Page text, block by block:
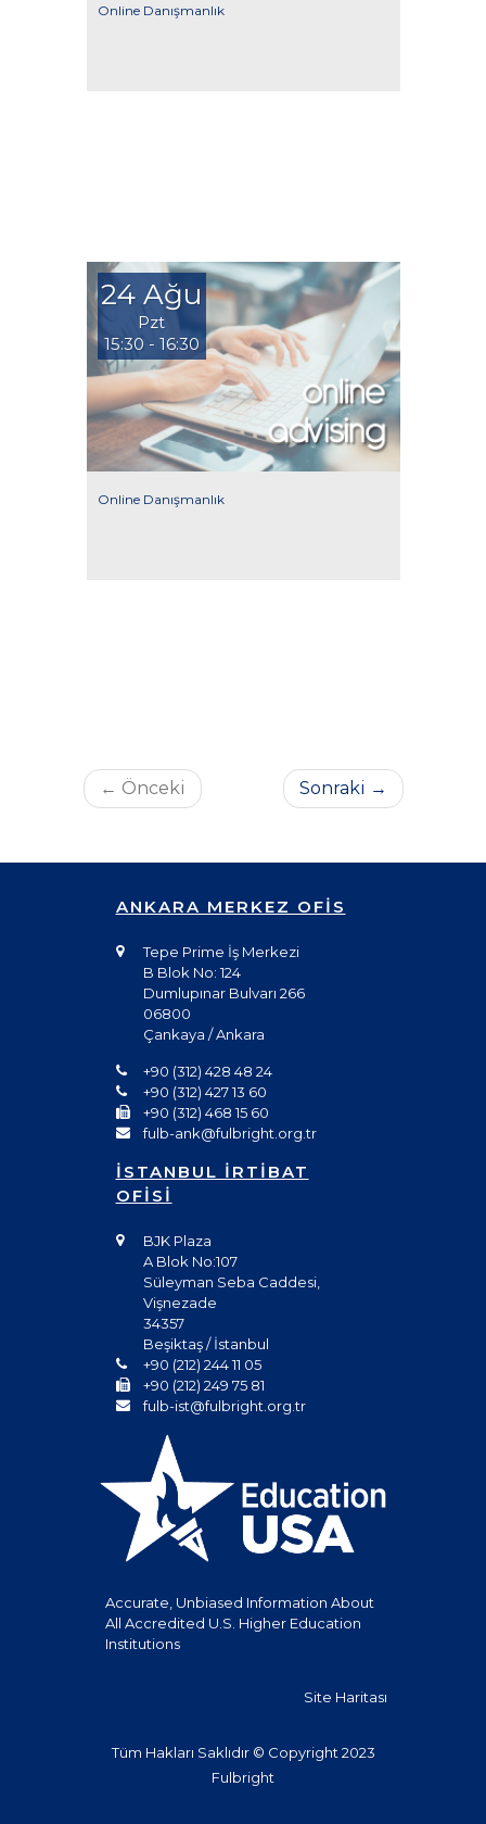
Online Danışmanlık
24 Ağu
Pzt
15:30 - 16:30
Online Danışmanlık
← Önceki Sonraki →
ANKARA MERKEZ OFİS
Tepe Prime İş Merkezi
B Blok No: 124
Dumlupınar Bulvarı 266
06800
Çankaya / Ankara
+90 (312) 428 48 24
+90 (312) 427 13 60
+90 (312) 468 15 60
fulb-ank@fulbright.org.tr
İSTANBUL İRTİBAT
OFİSİ
BJK Plaza
A Blok No:107
Süleyman Seba Caddesi,
Vişnezade
34357
Beşiktaş / İstanbul
+90 (212) 244 11 05
+90 (212) 249 75 81
fulb-ist@fulbright.org.tr
Accurate, Unbiased Information About
All Accredited U.S. Higher Education
Institutions
Site Haritası
Tüm Hakları Saklıdır © Copyright 2023
Fulbright